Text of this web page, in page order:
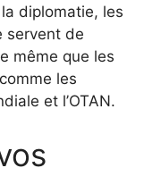
diplomatie, les
servent de
même que les
les
et l’OTAN.